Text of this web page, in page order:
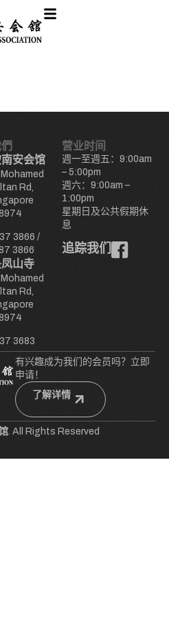
安会馆
Rd,
3866 /
3866
山寺
Rd,
3683
营业时间
週一至週五：9:00am
– 5:00pm
週六：9:00am –
1:00pm
星期日及公共假期休
息
追踪我们
有兴趣成为我们的会员吗？立即
申请！
了解详情
. All Rights Reserved